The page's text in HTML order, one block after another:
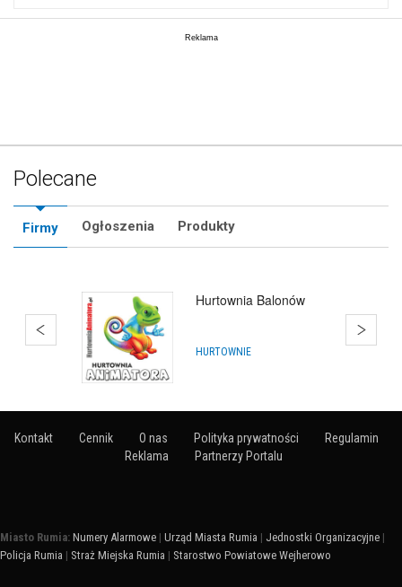
Polecane
Firmy Ogłoszenia Produkty
Hurtownia Balonów
HURTOWNIE
Kontakt Cennik O nas Polityka prywatności
Regulamin
Reklama
Partnerzy Portalu
Miasto Rumia: Numery Alarmowe | Urząd Miasta Rumia | Jednostki Organizacyjne |
Policja Rumia | Straż Miejska Rumia | Starostwo Powiatowe Wejherowo